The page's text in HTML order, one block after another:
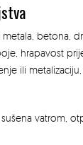
betona,
hrapavost
ili
vatrom,